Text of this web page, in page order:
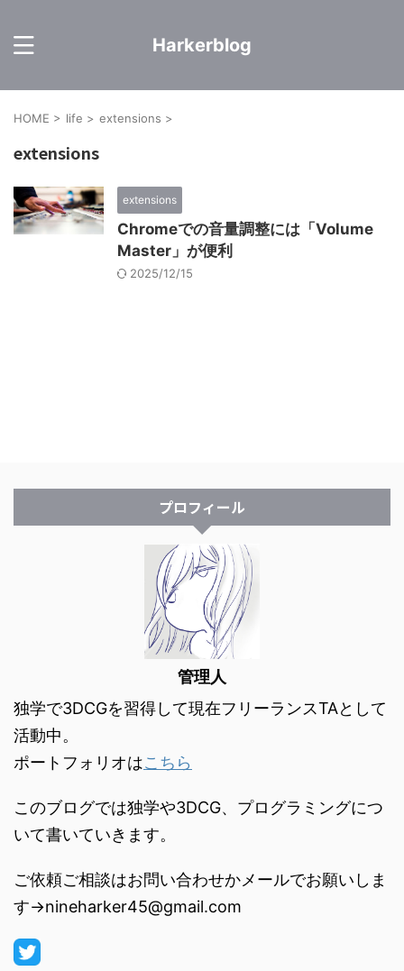
Harkerblog
HOME > life > extensions >
extensions
extensions
Chromeでの音量調整には「Volume
Master」が便利
2025/12/15
プロフィール
管理人
独学で3DCGを習得して現在フリーランスTAとして
活動中。
ポートフォリオはこちら
このブログでは独学や3DCG、プログラミングにつ
いて書いていきます。
ご依頼ご相談はお問い合わせかメールでお願いしま
す→nineharker45@gmail.com